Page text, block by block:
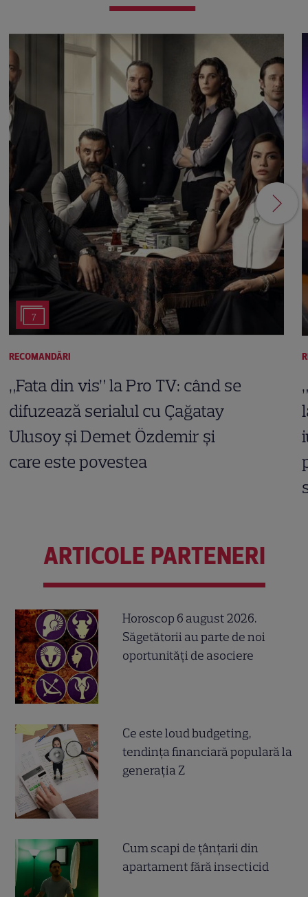
7
RECOMANDĂRI
„Fata din vis” la Pro TV: când se
difuzează serialul cu Çağatay
Ulusoy și Demet Özdemir și
care este povestea
ARTICOLE PARTENERI
Horoscop 6 august 2026.
Săgetătorii au parte de noi
oportunități de asociere
Ce este loud budgeting,
tendința financiară populară la
generația Z
Cum scapi de țânțarii din
apartament fără insecticid